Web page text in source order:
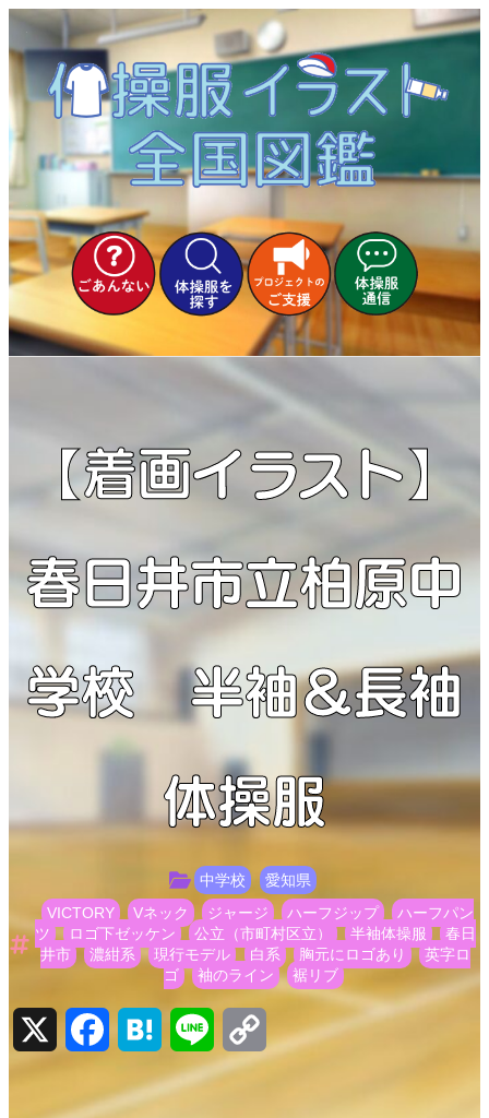
内
を
キ
プ
【着画イラスト】
春日井市立柏原中
学校 半袖＆長袖
体操服
中学校
愛知県
VICTORY
Vネック ジャージ ハーフジップ
ハーフパン
ツ
ロゴ下ゼッケン 公立（市町村区立） 半袖体操服
春日
井市
濃紺系 現行モデル 白系 胸元にロゴあり
英字ロ
ゴ
袖のライン 裾リブ
FacebookHatena Line Copy